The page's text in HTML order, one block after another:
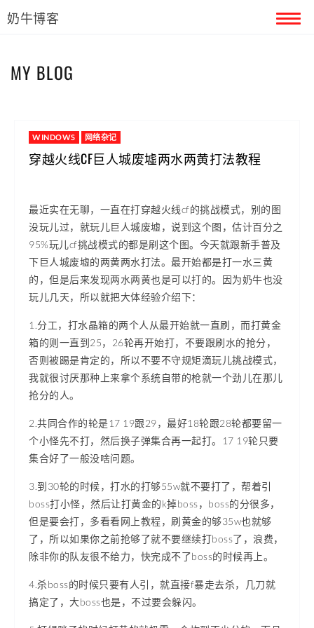
奶牛博客
MY BLOG
WINDOWS 网络杂记
穿越火线CF巨人城废墟两水两黄打法教程
最近实在无聊，一直在打穿越火线cf的挑战模式，别的图
没玩儿过，就玩儿巨人城废墟，说到这个图，估计百分之
95%玩儿cf挑战模式的都是刷这个图。今天就跟新手普及
下巨人城废墟的两黄两水打法。最开始都是打一水三黄
的，但是后来发现两水两黄也是可以打的。因为奶牛也没
玩儿几天，所以就把大体经验介绍下：
1.分工，打水晶箱的两个人从最开始就一直刷，而打黄金
箱的则一直到25，26轮再开始打，不要跟刷水的抢分，
否则被踢是肯定的，所以不要不守规矩滴玩儿挑战模式，
我就很讨厌那种上来拿个系统自带的枪就一个劲儿在那儿
抢分的人。
2.共同合作的轮是17 19跟29，最好18轮跟28轮都要留一
个小怪先不打，然后换子弹集合再一起打。17 19轮只要
集合好了一般没啥问题。
3.到30轮的时候，打水的打够55w就不要打了，帮着引
boss打小怪，然后让打黄金的k掉boss，boss的分很多，
但是要会打，多看看网上教程，刷黄金的够35w也就够
了，所以如果你之前抢够了就不要继续打boss了，浪费，
除非你的队友很不给力，快完成不了boss的时候再上。
4.杀boss的时候只要有人引，就直接f暴走去杀，几刀就
搞定了，大boss也是，不过要会躲闪。